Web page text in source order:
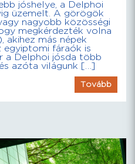
jóshelye, a Delphoi
üzemelt. A görögök
nagyobb közösségi
megkérdezték volna
akihez más népek
egyiptomi fáraók is
a Delphoi jósda több
azóta világunk […]
Tovább